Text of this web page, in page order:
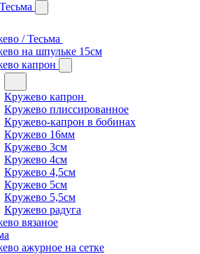
/ Тесьма
на шпульке 15см
капрон
Кружево капрон
Кружево плиссированное
Кружево-капрон в бобинах
Кружево 16мм
Кружево 3см
Кружево 4см
Кружево 4,5см
Кружево 5см
Кружево 5,5см
Кружево радуга
вязаное
ажурное на сетке